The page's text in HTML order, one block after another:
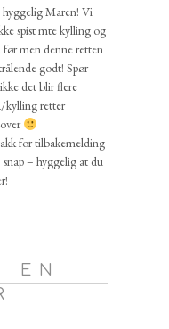
hyggelig Maren! Vi
spist mte kylling og
før men denne retten
godt! Spør
det blir flere
kylling retter
for tilbakemelding
snap – hyggelig at du
EN